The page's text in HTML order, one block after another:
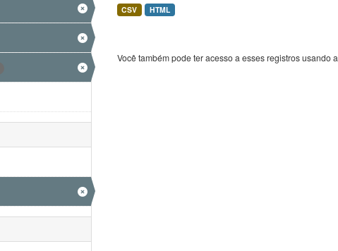
CSV HTML
Você também pode ter acesso a esses registros usando a